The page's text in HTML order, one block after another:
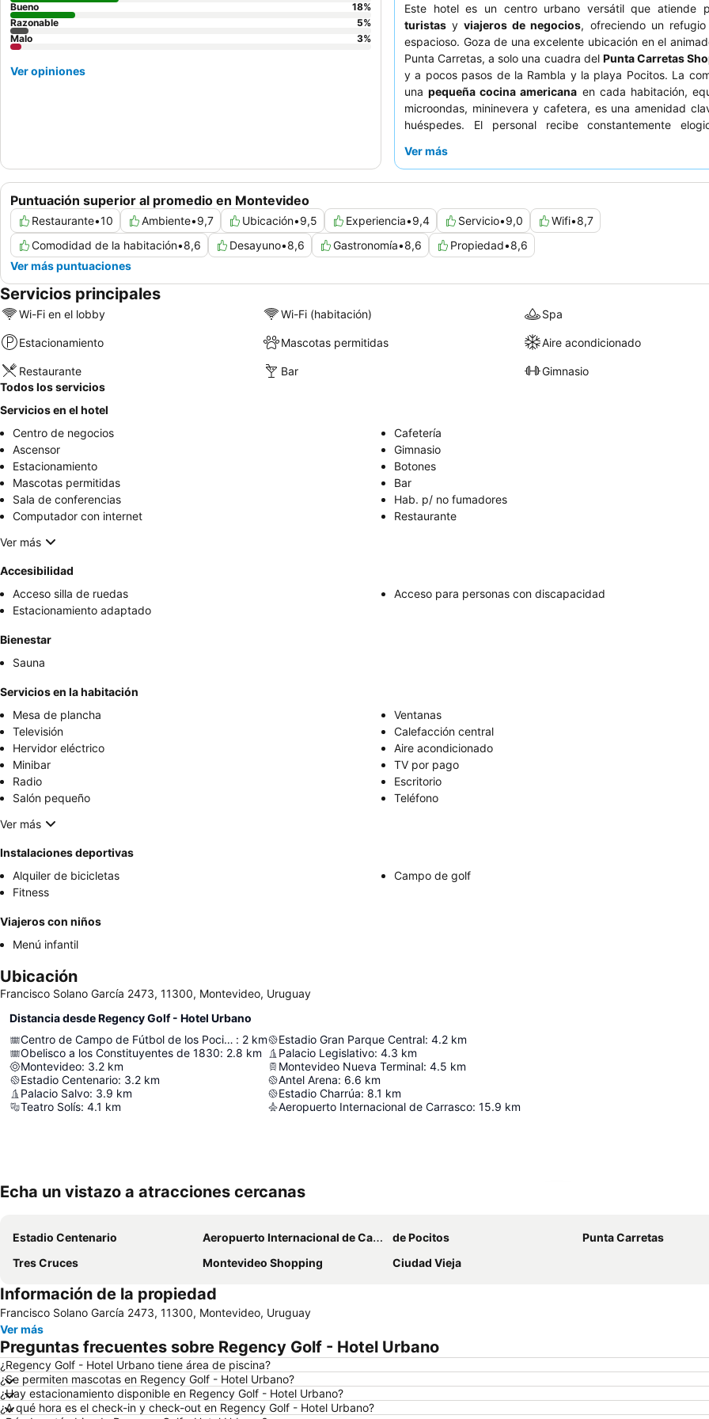
Este hotel es un centro urbano versátil que atiende
turistas yviajeros de negocios, ofreciendo un
espacioso. Goza de una excelente ubicación en el
Punta Carretas, a solo una cuadra del Punta Carretas
y a pocos pasos de la Rambla y la playa Pocitos. La
unapequeña cocina americana en cada habitación,
microondas, mininevera y cafetera, es una amenidad
huéspedes. El personal recibe constantemente
completo y delicioso. Para una estancia más tranquila, los
Ver más
Puntuación superior al promedio en Montevideo
Restaurante•10 Ambiente•9,7 Ubicación•9,5 Experiencia•9,4 Servicio•9,0 Wifi•8,7
Comodidad de la habitación•8,6 Desayuno•8,6 Gastronomía•8,6 Propiedad•8,6
Ver más puntuaciones
Bueno
18%
Razonable
5%
Malo
3%
Ver opiniones
Servicios principales
Wi-Fi en el lobby Wi-Fi (habitación) Spa
Estacionamiento Mascotas permitidas Aire acondicionado
Restaurante Bar
Gimnasio
Todos los servicios
Servicios en el hotel
Centro de negocios
Cafetería
Ascensor
Gimnasio
Estacionamiento
Botones
Mascotas permitidas
Bar
Sala de conferencias
Hab. p/ no fumadores
Computador con internet
Restaurante
Ver más
Accesibilidad
Acceso silla de ruedas
Acceso para personas con discapacidad
Estacionamiento adaptado
Bienestar
Sauna
Servicios en la habitación
Mesa de plancha
Ventanas
Televisión
Calefacción central
Hervidor eléctrico
Aire acondicionado
Minibar
TV por pago
Radio
Escritorio
Salón pequeño
Teléfono
Ver más
Instalaciones deportivas
Alquiler de bicicletas
Campo de golf
Fitness
Viajeros con niños
Menú infantil
Ubicación
Francisco Solano García 2473, 11300, Montevideo, Uruguay
Distancia desde Regency Golf - Hotel Urbano
Centro de Campo de Fútbol de los Pocitos : 2 km
Obelisco a los Constituyentes de 1830: 2.8 km
Montevideo: 3.2 km
Estadio Centenario: 3.2 km
Palacio Salvo: 3.9 km
Teatro Solís: 4.1 km
Estadio Gran Parque Central: 4.2 km
Palacio Legislativo: 4.3 km
Montevideo Nueva Terminal: 4.5 km
Antel Arena: 6.6 km
Estadio Charrúa: 8.1 km
Aeropuerto Internacional de Carrasco: 15.9 km
Echa un vistazo a atracciones cercanas
Estadio Centenario Aeropuerto Internacional de Carrasco General Cesáreo L. Berisso de Pocitos
Punta Carretas
Tres Cruces
Montevideo Shopping Ciudad Vieja
Información de la propiedad
Francisco Solano García 2473, 11300, Montevideo, Uruguay
Ver más
Preguntas frecuentes sobre Regency Golf - Hotel Urbano
¿Regency Golf - Hotel Urbano tiene área de piscina?
¿Se permiten mascotas en Regency Golf - Hotel Urbano?
¿Hay estacionamiento disponible en Regency Golf - Hotel Urbano?
¿A qué hora es el check-in y check-out en Regency Golf - Hotel Urbano?